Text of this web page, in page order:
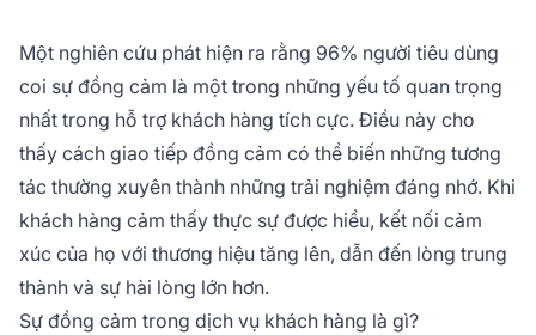
Một nghiên cứu phát hiện ra rằng 96% người tiêu dùng
coi sự đồng cảm là một trong những yếu tố quan trọng
nhất trong hỗ trợ khách hàng tích cực. Điều này cho
thấy cách giao tiếp đồng cảm có thể biến những tương
tác thường xuyên thành những trải nghiệm đáng nhớ. Khi
khách hàng cảm thấy thực sự được hiểu, kết nối cảm
xúc của họ với thương hiệu tăng lên, dẫn đến lòng trung
thành và sự hài lòng lớn hơn.
Sự đồng cảm trong dịch vụ khách hàng là gì?